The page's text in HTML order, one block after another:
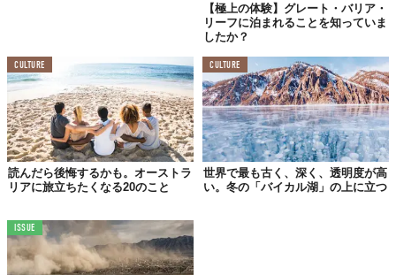
【極上の体験】グレート・バリア・
リーフに泊まれることを知っていま
したか？
CULTURE
読んだら後悔するかも。オーストラ
リアに旅立ちたくなる20のこと
CULTURE
世界で最も古く、深く、透明度が高
い。冬の「バイカル湖」の上に立つ
ISSUE